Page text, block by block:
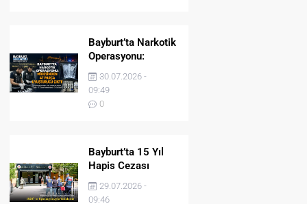
Bayburt’ta Narkotik
Operasyonu:
Midesinden 47
Parça Uyuşturucu
Çıktı!
30.07.2026 -
09:49
0
Bayburt’ta 15 Yıl
Hapis Cezası
Bulunan Şahıs
JASAT’ın
29.07.2026 -
09:46